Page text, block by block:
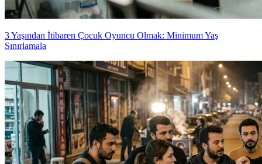
3 Yaşından İtibaren Çocuk Oyuncu Olmak: Minimum Yaş
Sınırlamala